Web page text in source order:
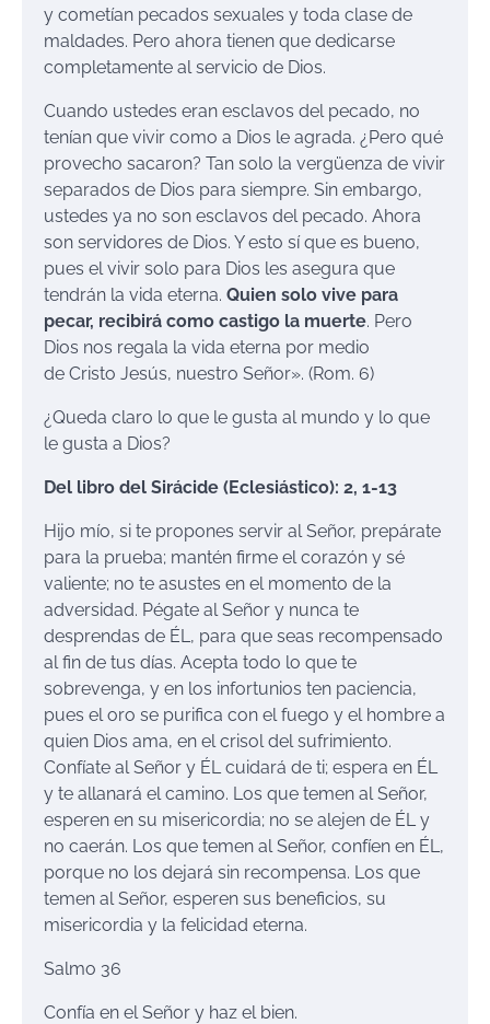
y cometían pecados sexuales y toda clase de
maldades. Pero ahora tienen que dedicarse
completamente al servicio de Dios.
Cuando ustedes eran esclavos del pecado, no
tenían que vivir como a Dios le agrada. ¿Pero qué
provecho sacaron? Tan solo la vergüenza de vivir
separados de Dios para siempre. Sin embargo,
ustedes ya no son esclavos del pecado. Ahora
son servidores de Dios. Y esto sí que es bueno,
pues el vivir solo para Dios les asegura que
tendrán la vida eterna. Quien solo vive para
pecar, recibirá como castigo la muerte. Pero
Dios nos regala la vida eterna por medio
de Cristo Jesús, nuestro Señor». (Rom. 6)
¿Queda claro lo que le gusta al mundo y lo que
le gusta a Dios?
Del libro del Sirácide (Eclesiástico): 2, 1-13
Hijo mío, si te propones servir al Señor, prepárate
para la prueba; mantén firme el corazón y sé
valiente; no te asustes en el momento de la
adversidad. Pégate al Señor y nunca te
desprendas de ÉL, para que seas recompensado
al fin de tus días. Acepta todo lo que te
sobrevenga, y en los infortunios ten paciencia,
pues el oro se purifica con el fuego y el hombre a
quien Dios ama, en el crisol del sufrimiento.
Confíate al Señor y ÉL cuidará de ti; espera en ÉL
y te allanará el camino. Los que temen al Señor,
esperen en su misericordia; no se alejen de ÉL y
no caerán. Los que temen al Señor, confíen en ÉL,
porque no los dejará sin recompensa. Los que
temen al Señor, esperen sus beneficios, su
misericordia y la felicidad eterna.
Salmo 36
Confía en el Señor y haz el bien.